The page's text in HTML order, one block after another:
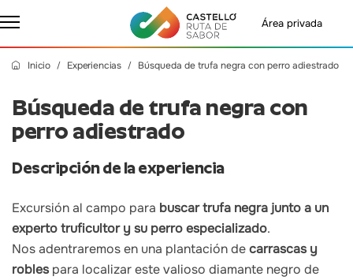
Área privada
Inicio Experiencias Búsqueda de trufa negra con perro adiestrado
Búsqueda de trufa negra con
perro adiestrado
Descripción de la experiencia
Excursión al campo para buscar trufa negra junto a un
experto truficultor y su perro especializado.
Nos adentraremos en una plantación decarrascas y
roblespara localizar este valioso diamante negro de